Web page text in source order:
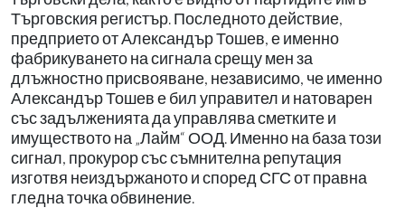
Търговския регистър. Последното действие,
предприето от Александър Тошев, е именно
фабрикуването на сигнала срещу мен за
длъжностно присвояване, независимо, че именно
Александър Тошев е бил управител и натоварен
със задълженията да управлява сметките и
имуществото на „Лайм“ ООД. Именно на база този
сигнал, прокурор със съмнителна репутация
изготвя неиздържаното и според СГС от правна
гледна точка обвинение.